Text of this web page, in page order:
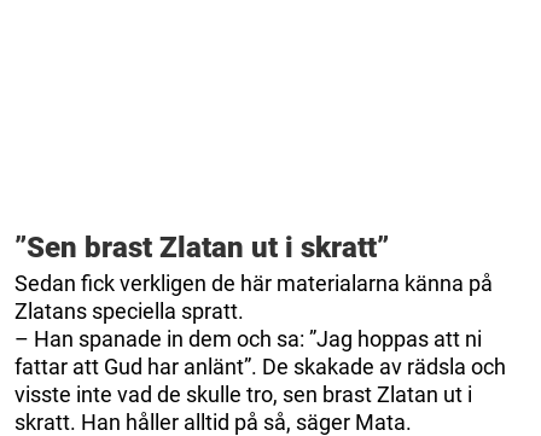
”Sen brast Zlatan ut i skratt”
Sedan fick verkligen de här materialarna känna på
Zlatans speciella spratt.
– Han spanade in dem och sa: ”Jag hoppas att ni
fattar att Gud har anlänt”. De skakade av rädsla och
visste inte vad de skulle tro, sen brast Zlatan ut i
skratt. Han håller alltid på så, säger Mata.